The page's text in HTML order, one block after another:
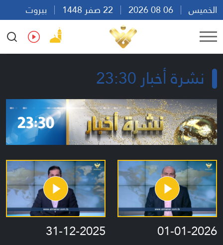
الخميس
بيروت
20:23
Ar En Fr Es
نشرة أخبار 23:30
01-01-2026
31-12-2025